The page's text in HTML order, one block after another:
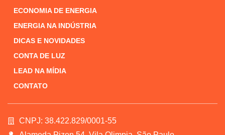
ECONOMIA DE ENERGIA
ENERGIA NA INDÚSTRIA
DICAS E NOVIDADES
CONTA DE LUZ
LEAD NA MÍDIA
CONTATO
CNPJ: 38.422.829/0001-55